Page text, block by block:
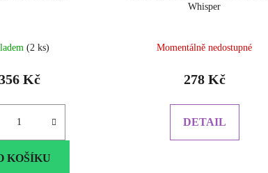
(2 ks)
Kč
KOŠÍKU
Whisper
Momentálně nedostupné
278 Kč
DETAIL